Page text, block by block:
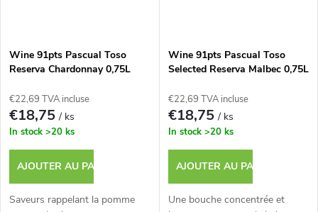
Wine 91pts Pascual Toso
Reserva Chardonnay 0,75L
€22,69 TVA incluse
€18,75/ ks
In stock >20 ks
AJOUTER AU PANIER
Saveurs rappelant la pomme
Wine 91pts Pascual Toso
Selected Reserva Malbec 0,75L
€22,69 TVA incluse
€18,75/ ks
In stock >20 ks
AJOUTER AU PANIER
Une bouche concentrée et